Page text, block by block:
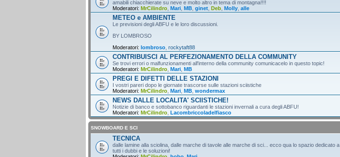
amabili chiacchierate su neve e molto altro in tema di montagna!!!!
Moderatori: MrCilindro Mari MB ginet Deb Molly alle
METEO e AMBIENTE
Le previsioni degli ABFU e le loro discussioni.
BY LOMBROSO
Moderatori: lombroso rockytaft88
CONTRIBUISCI AL PERFEZIONAMENTO DELLA COMMUNITY
Se trovi errori o malfunzionamenti all'interno della community comunicacelo in questo topic!
Moderatori: MrCilindro Mari MB
PREGI E DIFETTI DELLE STAZIONI
I vostri pareri dopo le giornate trascorse sulle stazioni sciistiche
Moderatori: MrCilindro Mari MB wondermax
NEWS DALLE LOCALITA' SCIISTICHE!
Notizie di banco e sottobanco riguardanti le stazioni invernali a cura degli ABFU!
Moderatori: MrCilindro Lacombriccoladelfiasco
SNOWBOARD E SCI
TECNICA
dalle lamine alla sciolina, dalle marche di tavole alle marche di sci... ecco qua lo spazio dedicato a
tutti i dubbi e le soluzioni!